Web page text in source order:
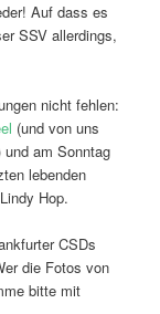
Auf dass es
SSV allerdings,
nicht fehlen:
(und von uns
und am Sonntag
lebenden
Hop.
CSDs
die Fotos von
bitte mit